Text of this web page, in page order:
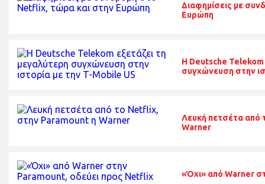
Διαφημίσεις με
Ευρώπη
Η Deutsche Telekom
συγχώνευση στην
Λευκή πετσέτα από
Warner
«Όχι» από Warner